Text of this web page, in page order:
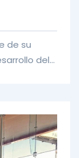
de su
del